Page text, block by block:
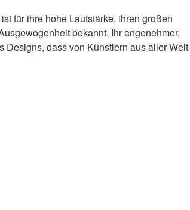
für ihre hohe Lautstärke, ihren großen
bekannt. Ihr angenehmer,
Designs, dass von Künstlern aus aller Welt